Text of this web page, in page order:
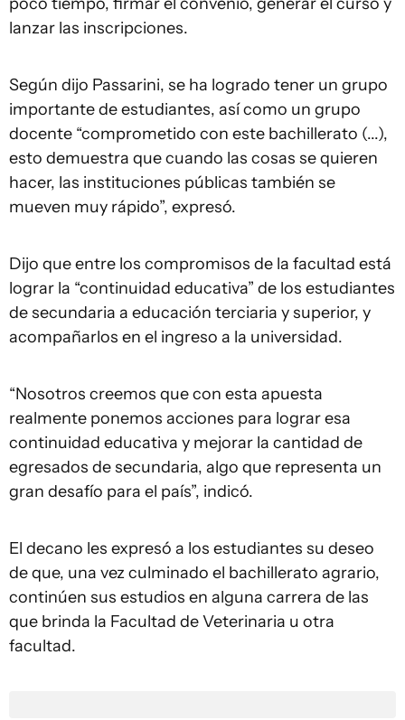
lanzar las inscripciones.
Según dijo Passarini, se ha logrado tener un grupo
importante de estudiantes, así como un grupo
docente “comprometido con este bachillerato (...),
esto demuestra que cuando las cosas se quieren
hacer, las instituciones públicas también se
mueven muy rápido”, expresó.
Dijo que entre los compromisos de la facultad está
lograr la “continuidad educativa” de los estudiantes
de secundaria a educación terciaria y superior, y
acompañarlos en el ingreso a la universidad.
“Nosotros creemos que con esta apuesta
realmente ponemos acciones para lograr esa
continuidad educativa y mejorar la cantidad de
egresados de secundaria, algo que representa un
gran desafío para el país”, indicó.
El decano les expresó a los estudiantes su deseo
de que, una vez culminado el bachillerato agrario,
continúen sus estudios en alguna carrera de las
que brinda la Facultad de Veterinaria u otra
facultad.